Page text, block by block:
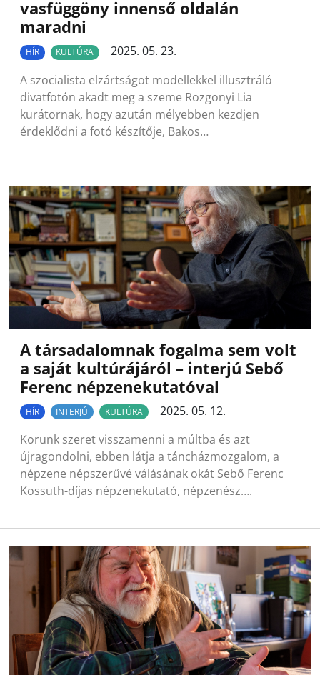
vasfüggöny innenső oldalán
maradni
HÍR KULTÚRA
2025. 05. 23.
A szocialista elzártságot modellekkel illusztráló
divatfotón akadt meg a szeme Rozgonyi Lia
kurátornak, hogy azután mélyebben kezdjen
érdeklődni a fotó készítője, Bakos…
A társadalomnak fogalma sem volt
a saját kultúrájáról – interjú Sebő
Ferenc népzenekutatóval
HÍR INTERJÚ KULTÚRA
2025. 05. 12.
Korunk szeret visszamenni a múltba és azt
újragondolni, ebben látja a táncházmozgalom, a
népzene népszerűvé válásának okát Sebő Ferenc
Kossuth-díjas népzenekutató, népzenész….